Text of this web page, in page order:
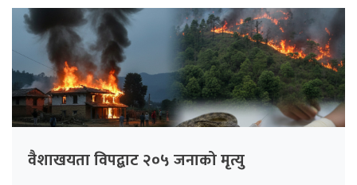
वैशाखयता विपद्बाट २०५ जनाको मृत्यु